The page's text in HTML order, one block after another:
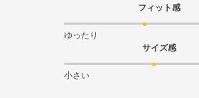
フィット感
ゆったり
サイズ感
小さい